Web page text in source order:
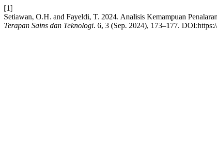
[1]
Setiawan, O.H. and Fayeldi, T. 2024. Analisis Kemampuan
Terapan Sains dan Teknologi. 6, 3 (Sep. 2024), 173–177.